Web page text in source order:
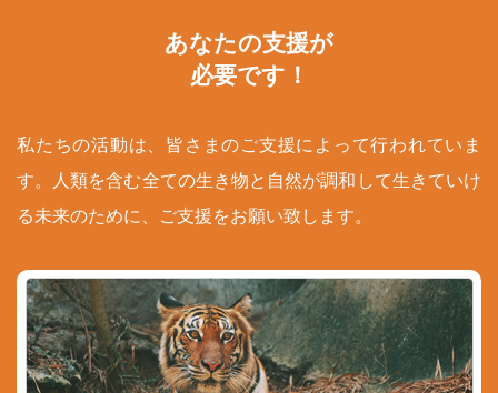
あなたの支援が
必要です！
私たちの活動は、皆さまのご支援によって行われていま
す。人類を含む全ての生き物と自然が調和して生きていけ
る未来のために、ご支援をお願い致します。